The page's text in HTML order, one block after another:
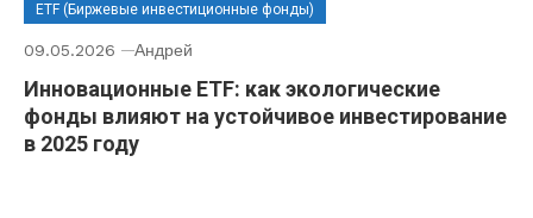
ETF (Биржевые инвестиционные фонды)
09.05.2026 Андрей
Инновационные ETF: как экологические
фонды влияют на устойчивое инвестирование
в 2025 году